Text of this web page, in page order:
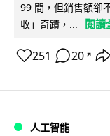
99 間，但銷售額卻
收」奇蹟，...
閱讀
251 20 ↗
人工智能